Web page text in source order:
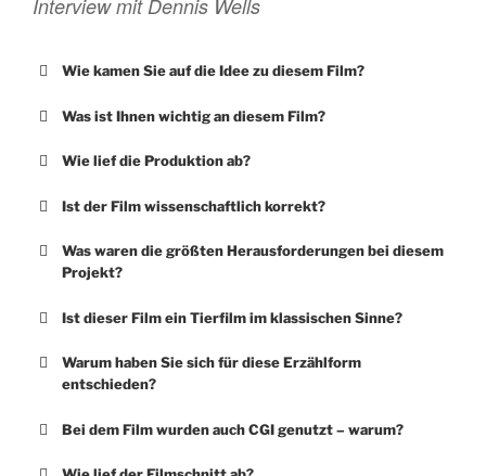
Interview mit Dennis Wells
Wie kamen Sie auf die Idee zu diesem Film?
Was ist Ihnen wichtig an diesem Film?
Wie lief die Produktion ab?
Ist der Film wissenschaftlich korrekt?
Was waren die größten Herausforderungen bei diesem
Projekt?
Ist dieser Film ein Tierfilm im klassischen Sinne?
Warum haben Sie sich für diese Erzählform
entschieden?
Bei dem Film wurden auch CGI genutzt – warum?